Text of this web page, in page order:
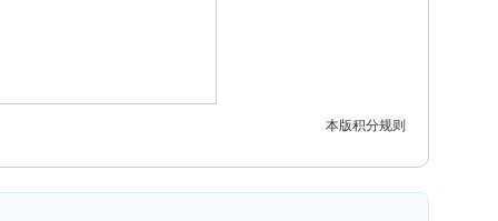
本版积分规则